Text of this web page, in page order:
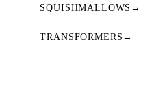
SQUISHMALLOWS →
TRANSFORMERS →